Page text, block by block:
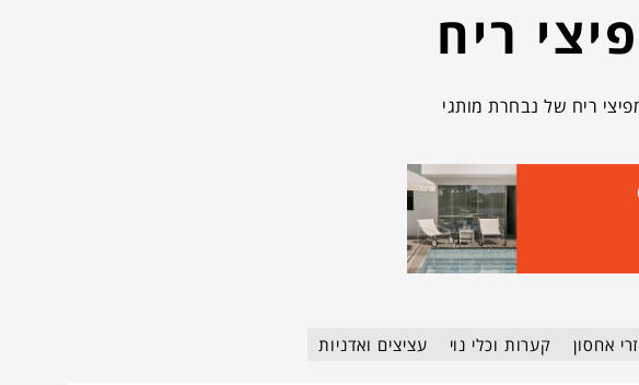
ריח
ריח של נבחרת מותגי
אחסון קערות וכלי נוי עציצים ואדניות